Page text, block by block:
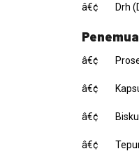
â€¢ Drh
â€¢ Proses
â€¢
â€¢ Biskuit
â€¢